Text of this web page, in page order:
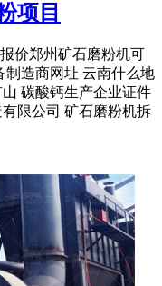
项目
价郑州矿石磨粉机可
制造商网址 云南什么地
碳酸钙生产企业证件
限公司 矿石磨粉机拆